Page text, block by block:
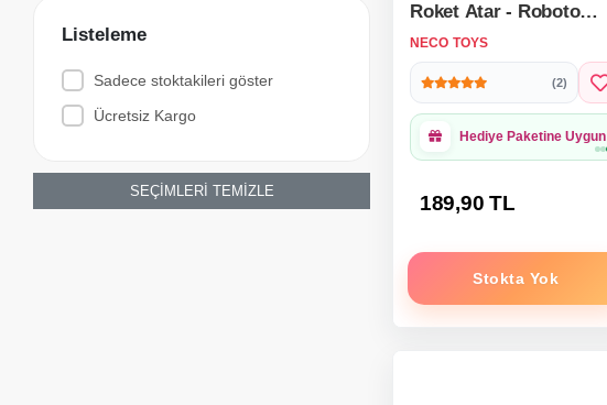
Mino Makers
Mirumi
Moli Toys
Mythos Cards
Listeleme
Sadece stoktakileri göster
Ücretsiz Kargo
SEÇİMLERİ TEMİZLE
Roket Atar - Roboto
Dönüşen Sayılar - 6
Numara Robot -
Transformers - Robot
Sayı
NECO TOYS
(2)
Hediye Paketine Uygun
189,90 TL
Stokta Yok